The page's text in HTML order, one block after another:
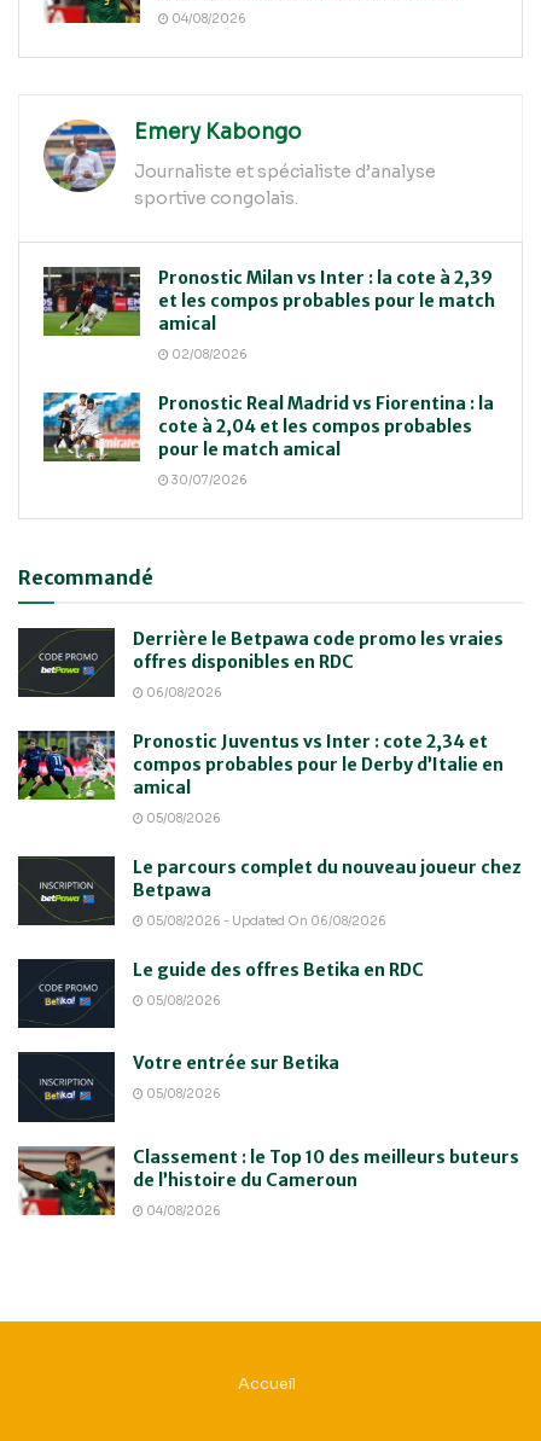
04/08/2026
Emery Kabongo
Journaliste et spécialiste d’analyse
sportive congolais.
Pronostic Milan vs Inter : la cote à 2,39
et les compos probables pour le match
amical
02/08/2026
Pronostic Real Madrid vs Fiorentina : la
cote à 2,04 et les compos probables
pour le match amical
30/07/2026
Recommandé
Derrière le Betpawa code promo les vraies
offres disponibles en RDC
06/08/2026
Pronostic Juventus vs Inter : cote 2,34 et
compos probables pour le Derby d’Italie en
amical
05/08/2026
Le parcours complet du nouveau joueur chez
Betpawa
05/08/2026 - Updated On 06/08/2026
Le guide des offres Betika en RDC
05/08/2026
Votre entrée sur Betika
05/08/2026
Classement : le Top 10 des meilleurs buteurs
de l’histoire du Cameroun
04/08/2026
Accueil